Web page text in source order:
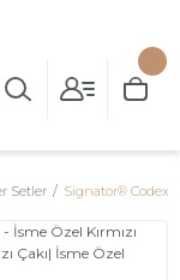
Setler Signator® Codex |